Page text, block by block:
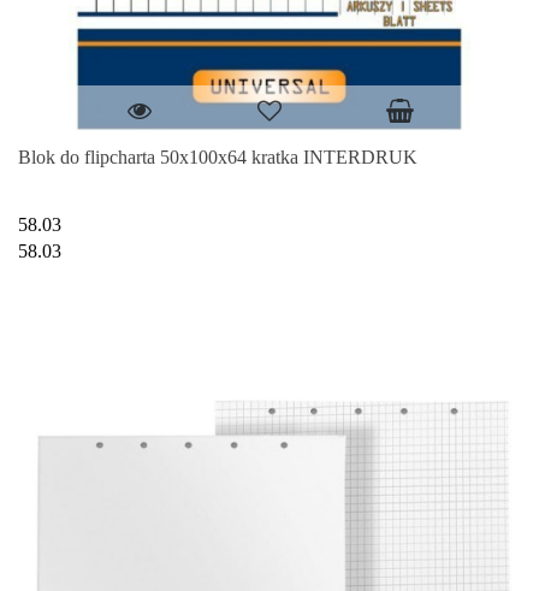
Blok do flipcharta 50x100x64 kratka INTERDRUK
58.03
58.03